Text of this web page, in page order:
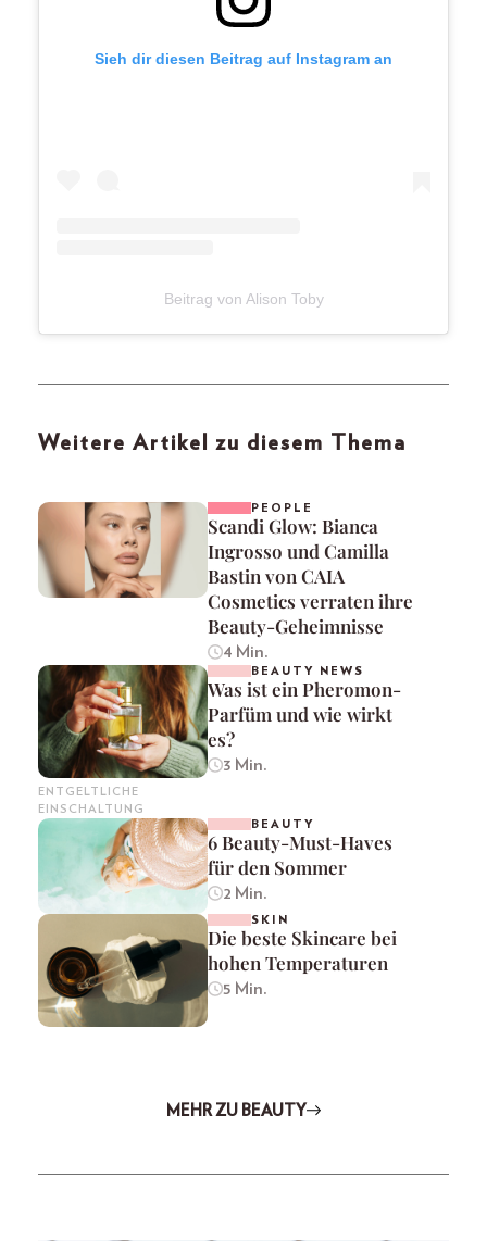
Sieh dir diesen Beitrag auf Instagram an
Beitrag von Alison Toby
Weitere Artikel zu diesem Thema
PEOPLE
Scandi Glow: Bianca
Ingrosso und Camilla
Bastin von CAIA
Cosmetics verraten ihre
Beauty-Geheimnisse
4 Min.
ENTGELTLICHE
EINSCHALTUNG
BEAUTY NEWS
Was ist ein Pheromon-
Parfüm und wie wirkt
es?
3 Min.
BEAUTY
6 Beauty-Must-Haves
für den Sommer
2 Min.
SKIN
Die beste Skincare bei
hohen Temperaturen
5 Min.
MEHR ZU BEAUTY